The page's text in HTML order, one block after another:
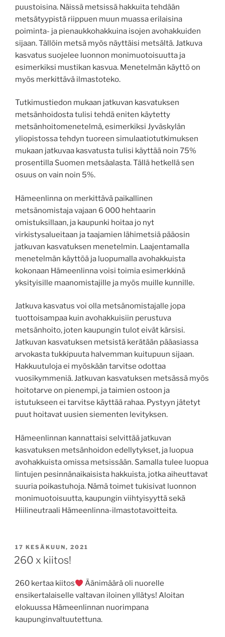
puustoisina. Näissä metsissä hakkuita tehdään
metsätyypistä riippuen muun muassa erilaisina
poiminta- ja pienaukkohakkuina isojen avohakkuiden
sijaan. Tällöin metsä myös näyttäisi metsältä. Jatkuva
kasvatus suojelee luonnon monimuotoisuutta ja
esimerkiksi mustikan kasvua. Menetelmän käyttö on
myös merkittävä ilmastoteko.
Tutkimustiedon mukaan jatkuvan kasvatuksen
metsänhoidosta tulisi tehdä eniten käytetty
metsänhoitomenetelmä, esimerkiksi Jyväskylän
yliopistossa tehdyn tuoreen simulaatiotutkimuksen
mukaan jatkuvaa kasvatusta tulisi käyttää noin 75%
prosentilla Suomen metsäalasta. Tällä hetkellä sen
osuus on vain noin 5%.
Hämeenlinna on merkittävä paikallinen
metsänomistaja vajaan 6 000 hehtaarin
omistuksillaan, ja kaupunki hoitaa jo nyt
virkistysalueitaan ja taajamien lähimetsiä pääosin
jatkuvan kasvatuksen menetelmin. Laajentamalla
menetelmän käyttöä ja luopumalla avohakkuista
kokonaan Hämeenlinna voisi toimia esimerkkinä
yksityisille maanomistajille ja myös muille kunnille.
Jatkuva kasvatus voi olla metsänomistajalle jopa
tuottoisampaa kuin avohakkuisiin perustuva
metsänhoito, joten kaupungin tulot eivät kärsisi.
Jatkuvan kasvatuksen metsistä kerätään pääasiassa
arvokasta tukkipuuta halvemman kuitupuun sijaan.
Hakkuutuloja ei myöskään tarvitse odottaa
vuosikymmeniä. Jatkuvan kasvatuksen metsässä myös
hoitotarve on pienempi, ja taimien ostoon ja
istutukseen ei tarvitse käyttää rahaa. Pystyyn jätetyt
puut hoitavat uusien siementen levityksen.
Hämeenlinnan kannattaisi selvittää jatkuvan
kasvatuksen metsänhoidon edellytykset, ja luopua
avohakkuista omissa metsissään. Samalla tulee luopua
lintujen pesinnänaikaisista hakkuista, jotka aiheuttavat
suuria poikastuhoja. Nämä toimet tukisivat luonnon
monimuotoisuutta, kaupungin viihtyisyyttä sekä
Hiilineutraali Hämeenlinna-ilmastotavoitteita.
JULKAISTU
17 KESÄKUUN, 2021
260 x kiitos!
260 kertaa kiitos
Äänimäärä oli nuorelle
ensikertalaiselle valtavan iloinen yllätys! Aloitan
elokuussa Hämeenlinnan nuorimpana
kaupunginvaltuutettuna.